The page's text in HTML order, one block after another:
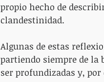
propio hecho de
clandestinidad.
Algunas de estas
partiendo siempre de la
ser profundizadas y,